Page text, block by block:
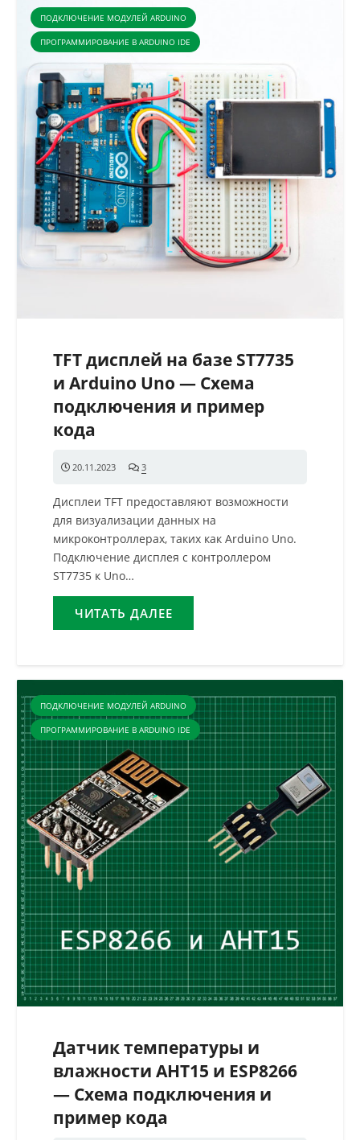
ПОДКЛЮЧЕНИЕ МОДУЛЕЙ ARDUINO
ПРОГРАММИРОВАНИЕ В ARDUINO IDE
TFT дисплей на базе ST7735
и Arduino Uno — Схема
подключения и пример
кода
20.11.2023 3
Дисплеи TFT предоставляют возможности
для визуализации данных на
микроконтроллерах, таких как Arduino Uno.
Подключение дисплея с контроллером
ST7735 к Uno…
ЧИТАТЬ ДАЛЕЕ
ПОДКЛЮЧЕНИЕ МОДУЛЕЙ ARDUINO
ПРОГРАММИРОВАНИЕ В ARDUINO IDE
Датчик температуры и
влажности AHT15 и ESP8266
— Cхема подключения и
пример кода